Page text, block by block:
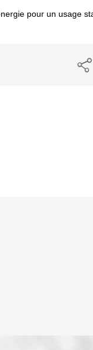
pour un usage